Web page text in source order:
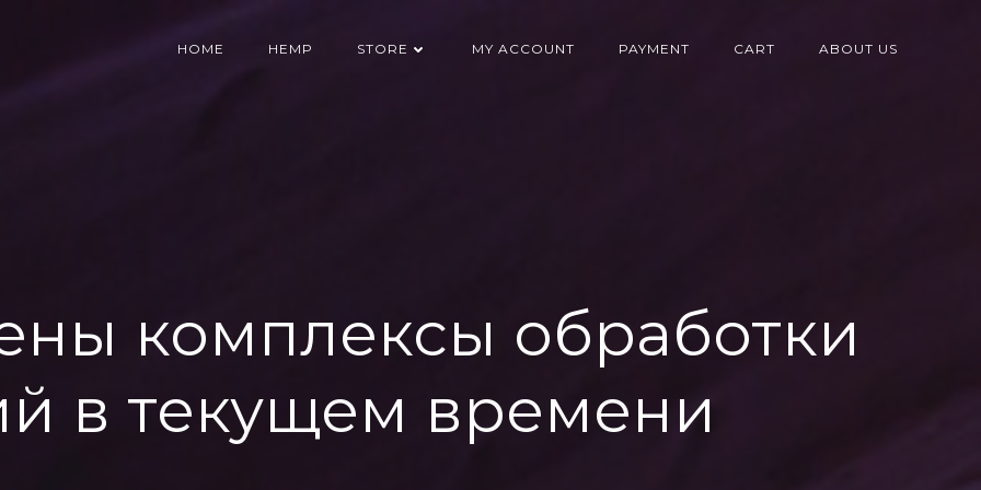
HOME HEMP STORE MY ACCOUNT PAYMENT CART ABOUT US
комплексы обработки
в текущем времени